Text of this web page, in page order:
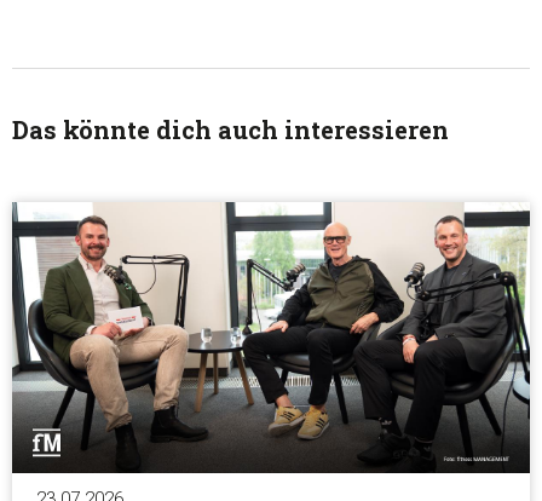
Das könnte dich auch interessieren